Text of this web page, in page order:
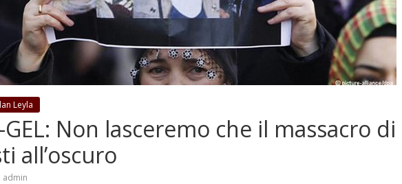
Leyla
GEL: Non lasceremo che il massacro di
all’oscuro
admin